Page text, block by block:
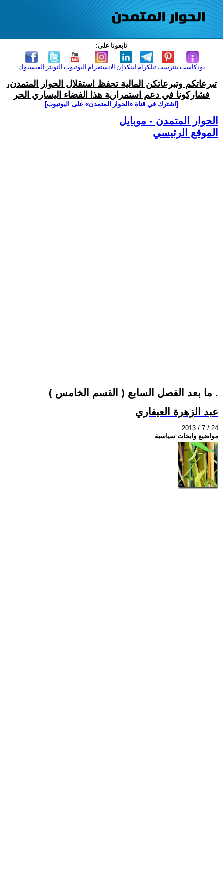
تابعونا على:
الفيسبوك التويتر اليوتيوب الانستغرام لينكدإن تيلكرامبنترست بودكاست
تبرعاتكم وتبرعاتكن المالية تحفظ استقلال الحوار المتمدن،
فشاركونا في دعم استمرارية هذا الفضاء اليساري الحر
[اشترك في قناة ‫«الحوار المتمدن» على اليوتيوب]
الحوار المتمدن - موبايل
الموقع الرئيسي
( القسم الخامس ) ما بعد الفصل السابع .
عبد الزهرة العيفاري
2013 / 7 / 24
مواضيع وابحاث سياسية